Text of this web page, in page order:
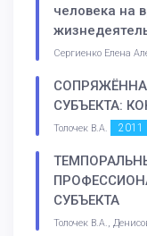
человека на
Сергиенко Елена
СУБЪЕКТА:
Толочек В.А. 2011
СУБЪЕКТА
Толочек В.А.,